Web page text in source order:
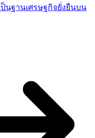
นฐานเศรษฐกิจยั่งยืนบน